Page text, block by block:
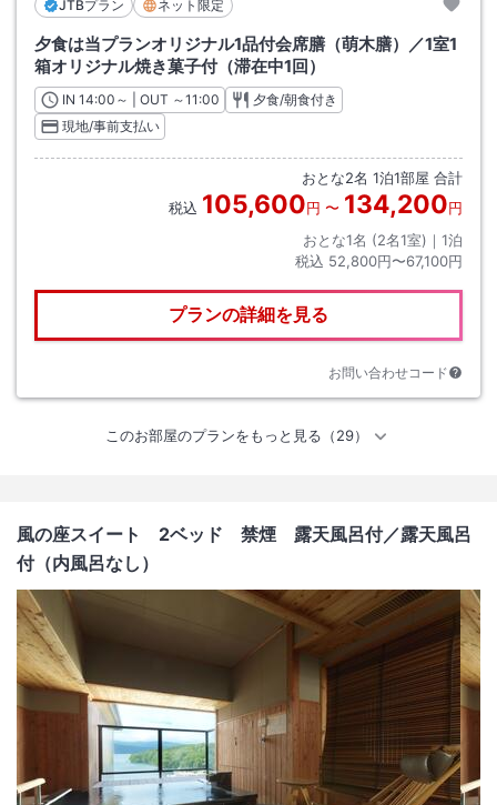
JTBプラン ネット限定
夕食は当プランオリジナル1品付会席膳（萌木膳）／1室1
箱オリジナル焼き菓子付（滞在中1回）
IN チェックイン
14:00 ～ | OUT チェックアウト
～11:00
夕食/朝食付き
現地/事前支払い
おとな2名 1泊1部屋 合計
税込 105,600円 〜 134,200円
おとな1名 (2名1室)｜ 1泊
税込 52,800円〜67,100円
プランの詳細を見る
お問い合わせコード
このお部屋のプランをもっと見る（29）
風の座スイート 2ベッド 禁煙 露天風呂付／露天風呂
付（内風呂なし）